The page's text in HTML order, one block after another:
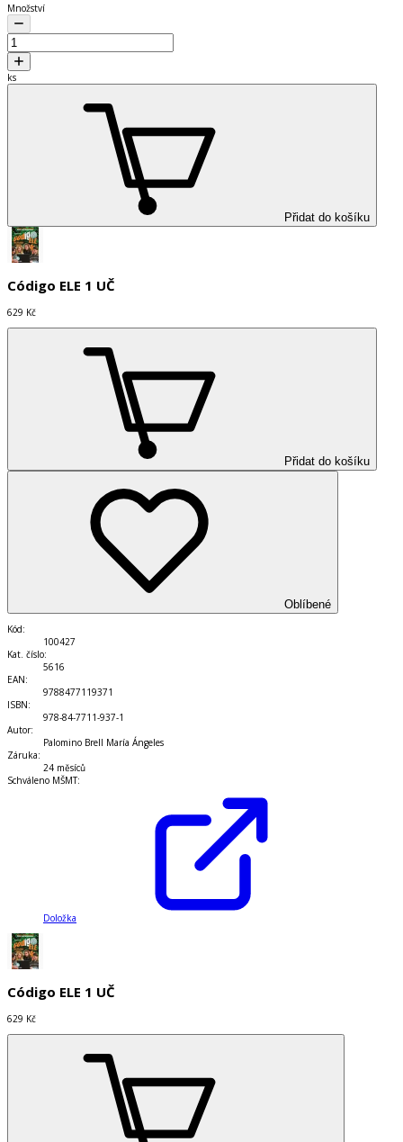
Množství
ks
Přidat do košíku
Código ELE 1 UČ
629 Kč
Přidat do košíku
Oblíbené
Kód:
100427
Kat. číslo:
5616
EAN:
9788477119371
ISBN:
978-84-7711-937-1
Autor:
Palomino Brell María Ángeles
Záruka:
24 měsíců
Schváleno MŠMT:
Doložka
Código ELE 1 UČ
629 Kč